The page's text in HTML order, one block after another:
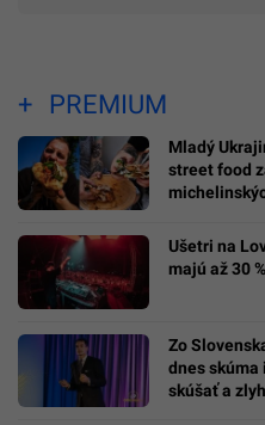
PREMIUM
Mladý
street food
Ušetri na
majú až 30
Zo
dnes skúma
skúšať a